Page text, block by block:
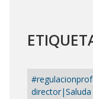
director|Saluda